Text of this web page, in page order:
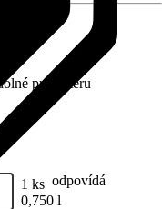
proti otěru
1 ks odpovídá
0,750 l